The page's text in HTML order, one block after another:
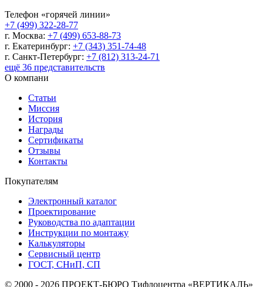
Телефон «горячей линии»
+7 (499) 322-28-77
г. Москва: +7 (499) 653-88-73
г. Екатеринбург: +7 (343) 351-74-48
г. Санкт-Петербург: +7 (812) 313-24-71
ещё 36 представительств
О компани
Статьи
Миссия
История
Награды
Сертификаты
Отзывы
Контакты
Покупателям
Электронный каталог
Проектирование
Руководства по адаптации
Инструкции по монтажу
Калькуляторы
Сервисный центр
ГОСТ, СНиП, СП
© 2000 - 2026 ПРОЕКТ-БЮРО Тифлоцентра «ВЕРТИКАЛЬ»